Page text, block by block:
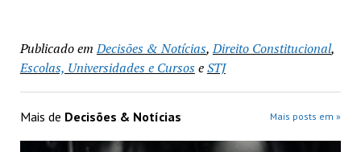
Publicado em Decisões & Notícias,Direito Constitucional,
Escolas, Universidades e CursoseSTJ
Mais de Decisões & Notícias Mais posts em »